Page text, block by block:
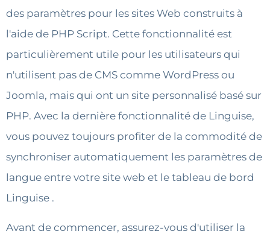
des paramètres pour les sites Web construits à
l'aide de PHP Script. Cette fonctionnalité est
particulièrement utile pour les utilisateurs qui
n'utilisent pas de CMS comme WordPress ou
Joomla, mais qui ont un site personnalisé basé sur
PHP. Avec la dernière fonctionnalité de Linguise,
vous pouvez toujours profiter de la commodité de
synchroniser automatiquement les paramètres de
langue entre votre site web et le tableau de bord
Linguise .
Avant de commencer, assurez-vous d'utiliser la